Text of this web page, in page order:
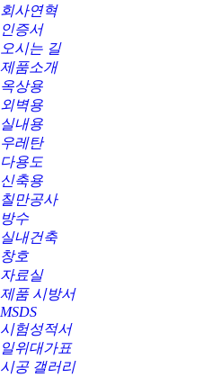
회사연혁
인증서
오시는 길
제품소개
옥상용
외벽용
실내용
우레탄
다용도
신축용
칠만공사
방수
실내건축
창호
자료실
제품 시방서
MSDS
시험성적서
일위대가표
시공 갤러리